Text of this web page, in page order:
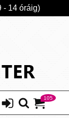
- 14 óráig)
105